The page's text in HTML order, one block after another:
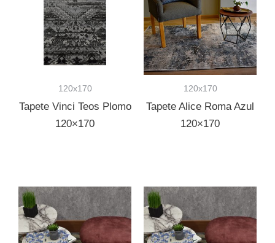
120x170
Tapete Vinci Teos Plomo
120×170
120x170
Tapete Alice Roma Azul
120×170